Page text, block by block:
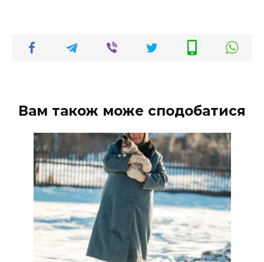
Вам також може сподобатися